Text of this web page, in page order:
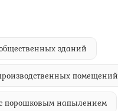
зданий
помещений
порошковым напылением